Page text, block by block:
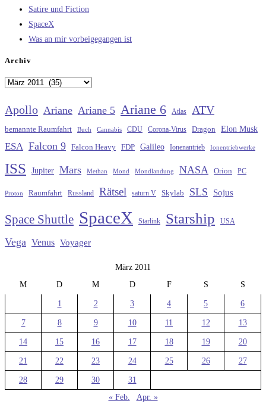
Satire und Fiction
SpaceX
Was an mir vorbeigegangen ist
Archiv
Archiv
Apollo Ariane Ariane 5 Ariane 6 Atlas ATV
bemannte Raumfahrt Buch Cannabis CDU Corona-Virus Dragon Elon Musk
ESA Falcon 9 Falcon Heavy FDP Galileo Ionenantrieb Ionentriebwerke
ISS Jupiter Mars Methan Mond Mondlandung NASA Orion PC
Proton Raumfahrt Russland Rätsel saturn V Skylab SLS Sojus
Space Shuttle SpaceX Starlink Starship USA
Vega Venus Voyager
März 2011
M
D M D F S S
1 2 3 4 5 6
7 8 9 10 11 12 13
14 15 16 17 18 19 20
21 22 23 24 25 26 27
28 29 30
31
« Feb.
Apr. »